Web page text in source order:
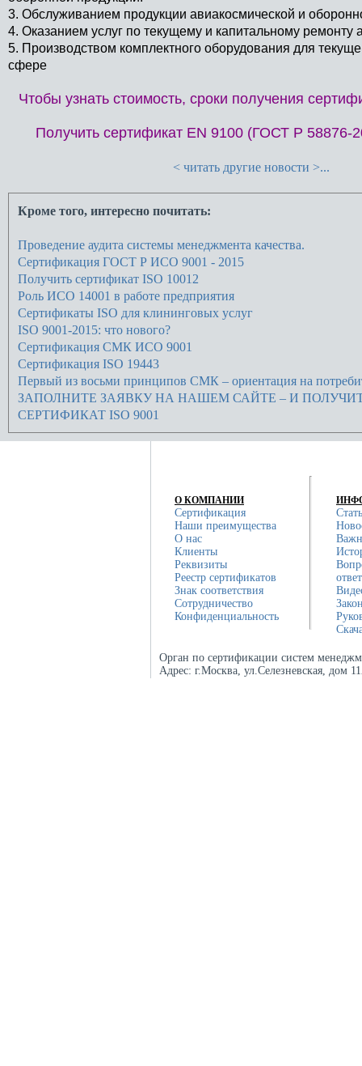
3. Обслуживанием продукции авиакосмической и
4. Оказанием услуг по текущему и капитальному
5. Производством комплектного оборудования для
сфере
Чтобы узнать стоимость, сроки получения
Получить сертификат EN 9100 (ГОСТ Р 58876-
< читать другие новости >...
Кроме того, интересно почитать:
Проведение аудита системы менеджмента качества.
Сертификация ГОСТ Р ИСО 9001 - 2015
Получить сертификат ISO 10012
Роль ИСО 14001 в работе предприятия
Сертификаты ISO для клининговых услуг
ISO 9001-2015: что нового?
Сертификация СМК ИСО 9001
Сертификация ISO 19443
Первый из восьми принципов СМК – ориентация на
ЗАПОЛНИТЕ ЗАЯВКУ НА НАШЕМ САЙТЕ – И
СЕРТИФИКАТ ISO 9001
О КОМПАНИИ
Сертификация
Наши преимущества
О нас
Клиенты
Реквизиты
Реестр сертификатов
Знак соответствия
Сотрудничество
Конфиденциальность
Орган по сертификации систем
Адрес: г.Москва, ул.Селезневская, дом